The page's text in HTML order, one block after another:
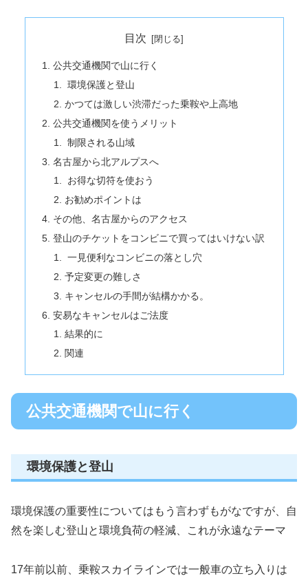
目次
公共交通機関で山に行く
環境保護と登山
かつては激しい渋滞だった乗鞍や上高地
公共交通機関を使うメリット
制限される山域
名古屋から北アルプスへ
お得な切符を使おう
お勧めポイントは
その他、名古屋からのアクセス
登山のチケットをコンビニで買ってはいけない訳
一見便利なコンビニの落とし穴
予定変更の難しさ
キャンセルの手間が結構かかる。
安易なキャンセルはご法度
結果的に
関連
公共交通機関で山に行く
環境保護と登山
環境保護の重要性についてはもう言わずもがなですが、自
然を楽しむ登山と環境負荷の軽減、これが永遠なテーマ
17年前以前、乗鞍スカイラインでは一般車の立ち入りは